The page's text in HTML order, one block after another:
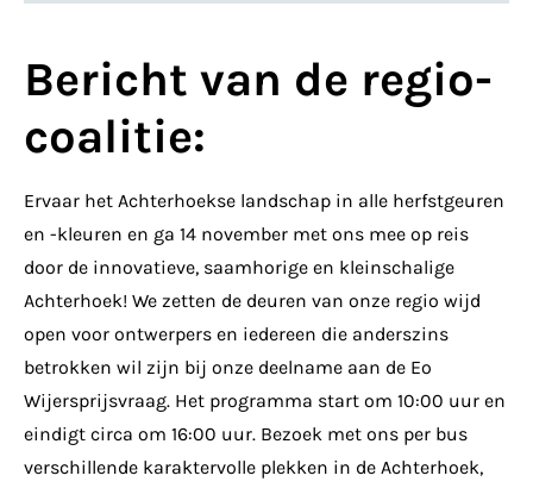
Bericht van de regio-
coalitie:
Ervaar het Achterhoekse landschap in alle herfstgeuren
en -kleuren en ga 14 november met ons mee op reis
door de innovatieve, saamhorige en kleinschalige
Achterhoek! We zetten de deuren van onze regio wijd
open voor ontwerpers en iedereen die anderszins
betrokken wil zijn bij onze deelname aan de Eo
Wijersprijsvraag. Het programma start om 10:00 uur en
eindigt circa om 16:00 uur. Bezoek met ons per bus
verschillende karaktervolle plekken in de Achterhoek,